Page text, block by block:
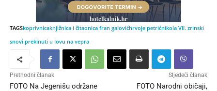
TAGSkoprivnicaknjižnica i čitaonica fran galovićhrvoje petrićnikola VII. zrinski
snovi prekinuti u lovu na vepra
Prethodni članak
FOTO Na Jegenišu održane
Sljedeći članak
FOTO Narodni običaji,